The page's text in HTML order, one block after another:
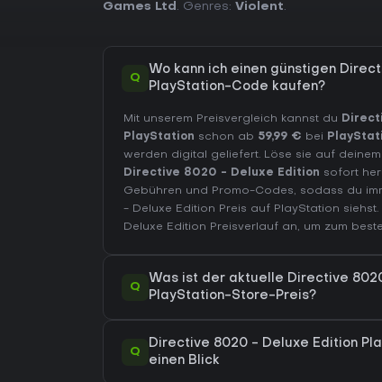
Games Ltd . Genres: Violent.
Q
Wo kann ich einen günstigen
PlayStation-Code kaufen?
Mit unserem Preisvergleich kannst du
PlayStation schon ab 59,99 € bei
werden digital geliefert. Löse sie auf
Directive 8020 - Deluxe Edition sofort
Gebühren und Promo-Codes, sodass du
- Deluxe Edition Preis auf PlayStation
Deluxe Edition Preisverlauf an, um zum
Q
Was ist der aktuelle Directive
PlayStation-Store-Preis?
Q
Directive 8020 - Deluxe Edition
einen Blick